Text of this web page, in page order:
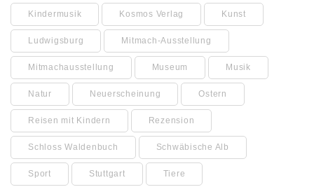
Kindermusik Kosmos Verlag Kunst
Ludwigsburg Mitmach-Ausstellung
Mitmachausstellung Museum Musik
Natur Neuerscheinung Ostern
Reisen mit Kindern Rezension
Schloss Waldenbuch Schwäbische Alb
Sport Stuttgart Tiere